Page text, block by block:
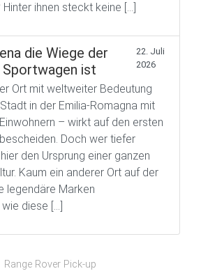
ihnen steckt keine […]
die Wiege der
ist
22. Juli
2026
Ort mit weltweiter Bedeutung
in der Emilia-Romagna mit
– wirkt auf den ersten
Doch wer tiefer
den Ursprung einer ganzen
Kaum ein anderer Ort auf der
legendäre Marken
diese […]
Range Rover Pick-up